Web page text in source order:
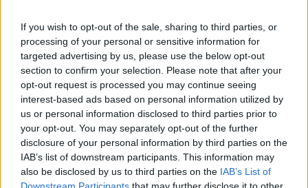
If you wish to opt-out of the sale, sharing to third parties, or
processing of your personal or sensitive information for
targeted advertising by us, please use the below opt-out
section to confirm your selection. Please note that after your
opt-out request is processed you may continue seeing
interest-based ads based on personal information utilized by
us or personal information disclosed to third parties prior to
your opt-out. You may separately opt-out of the further
disclosure of your personal information by third parties on the
IAB’s list of downstream participants. This information may
also be disclosed by us to third parties on the IAB’s List of
Downstream Participants that may further disclose it to other
Apesar das desistências de última hora de jogadores
como Casper Ruud (Noruega), Alejandro Davidovich
Fokina (Espanha) e Matteo Arnaldi (Itália), a prova
apresentou um quadro competitivo de elevado nível,
liderado pelo russo Andrey Rublev, primeiro cabeça de
série, pelo italiano Luciano Darderi, pelo chileno
Alejandro Tabilo e pelo belga Alexander Blockx.
Um dos momentos mais aguardados da semana foi
também o regresso do suíço Stan Wawrinka ao Estoril,
integrado na digressão de despedida do antigo vencedor
Internacional de Artes e Ofícios”
promete afirmar artesanato,
património e inovação como
“motores de desenvolvimento
económico e cultural” do município
português
Publicado 14 horas atrás on 07/08/2026